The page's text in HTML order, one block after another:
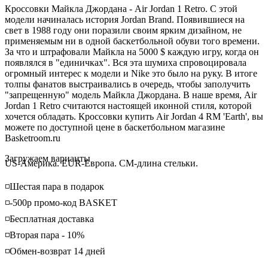
Кроссовки Майкла Джордана - Air Jordan 1 Retro. С этой
модели начиналась история Jordan Brand. Появившиеся на
свет в 1988 году они поразили своим ярким дизайном, не
применяемым ни в одной баскетбольной обуви того времени.
За что и штрафовали Майкла на 5000 $ каждую игру, когда он
появлялся в "единичках". Вся эта шумиха спровоцировала
огромный интерес к модели и Nike это было на руку. В итоге
толпы фанатов выстраивались в очередь, чтобы заполучить
"запрещенную" модель Майкла Джордана. В наше время, Air
Jordan 1 Retro считаются настоящей иконной стиля, которой
хочется обладать. Кроссовки купить Air Jordan 4 RM 'Earth', вы
можете по доступной цене в баскетбольном магазине
Basketroom.ru
Loading...
Загружаем варианты
US-Америка. EUR-Европа. CM-длина стельки.
◽️Шестая пара в подарок
◽️-500р промо-код BASKET
◽️Бесплатная доставка
◽️Вторая пара - 10%
◽️Обмен-возврат 14 дней